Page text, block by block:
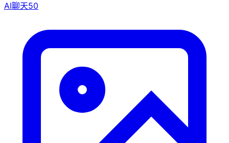
AI聊天50